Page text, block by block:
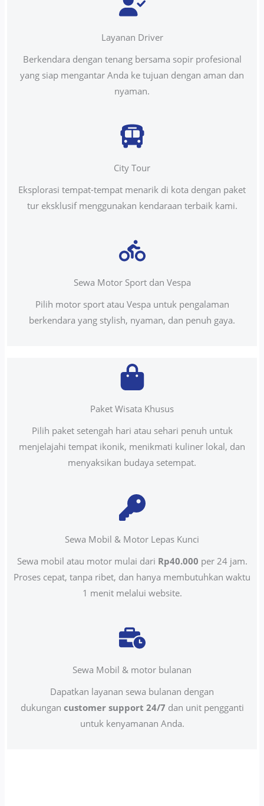
Layanan Driver
Berkendara dengan tenang bersama sopir profesional
yang siap mengantar Anda ke tujuan dengan aman dan
nyaman.
City Tour
Eksplorasi tempat-tempat menarik di kota dengan paket
tur eksklusif menggunakan kendaraan terbaik kami.
Sewa Motor Sport dan Vespa
Pilih motor sport atau Vespa untuk pengalaman
berkendara yang stylish, nyaman, dan penuh gaya.
Paket Wisata Khusus
Pilih paket setengah hari atau sehari penuh untuk
menjelajahi tempat ikonik, menikmati kuliner lokal, dan
menyaksikan budaya setempat.
Sewa Mobil & Motor Lepas Kunci
Sewa mobil atau motor mulai dari Rp40.000 per 24 jam.
Proses cepat, tanpa ribet, dan hanya membutuhkan waktu
1 menit melalui website.
Sewa Mobil & motor bulanan
Dapatkan layanan sewa bulanan dengan
dukungan customer support 24/7 dan unit pengganti
untuk kenyamanan Anda.